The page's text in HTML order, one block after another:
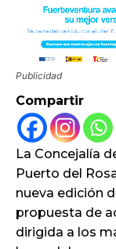
Publicidad
Compartir
La Concejalía
Puerto del
nueva edición
propuesta de
dirigida a los